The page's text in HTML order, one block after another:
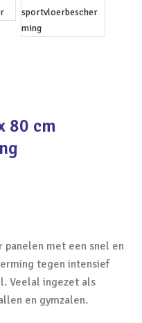
80 cm
panelen met een snel en
tegen intensief
Veelal ingezet als
en gymzalen.